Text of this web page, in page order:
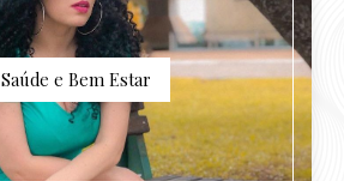
Saúde e Bem Estar